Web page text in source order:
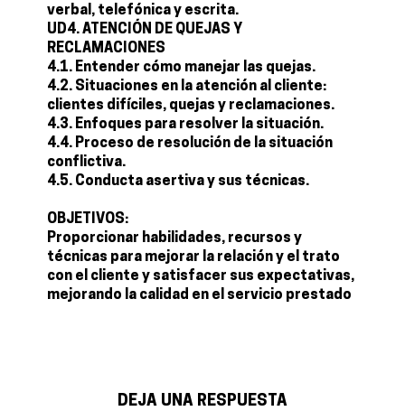
verbal, telefónica y escrita.
UD4. ATENCIÓN DE QUEJAS Y
RECLAMACIONES
4.1. Entender cómo manejar las quejas.
4.2. Situaciones en la atención al cliente:
clientes difíciles, quejas y reclamaciones.
4.3. Enfoques para resolver la situación.
4.4. Proceso de resolución de la situación
conflictiva.
4.5. Conducta asertiva y sus técnicas.
OBJETIVOS:
Proporcionar habilidades, recursos y
técnicas para mejorar la relación y el trato
con el cliente y satisfacer sus expectativas,
mejorando la calidad en el servicio prestado
DEJA UNA RESPUESTA